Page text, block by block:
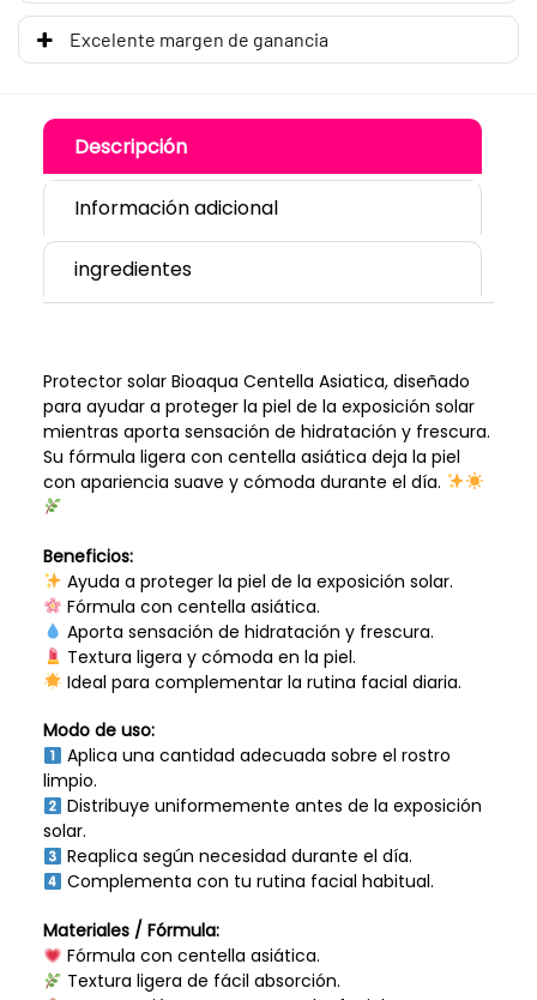
Excelente margen de ganancia
Descripción
Información adicional
ingredientes
Protector solar Bioaqua Centella Asiatica, diseñado
para ayudar a proteger la piel de la exposición solar
mientras aporta sensación de hidratación y frescura.
Su fórmula ligera con centella asiática deja la piel
con apariencia suave y cómoda durante el día.
Beneficios:
Ayuda a proteger la piel de la exposición solar.
Fórmula con centella asiática.
Aporta sensación de hidratación y frescura.
Textura ligera y cómoda en la piel.
Ideal para complementar la rutina facial diaria.
Modo de uso:
Aplica una cantidad adecuada sobre el rostro
limpio.
Distribuye uniformemente antes de la exposición
solar.
Reaplica según necesidad durante el día.
Complementa con tu rutina facial habitual.
Materiales / Fórmula:
Fórmula con centella asiática.
Textura ligera de fácil absorción.